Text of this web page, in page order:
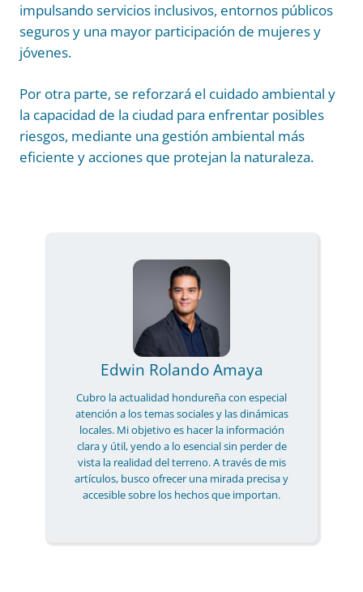
impulsando servicios inclusivos, entornos públicos
seguros y una mayor participación de mujeres y
jóvenes.
Por otra parte, se reforzará el cuidado ambiental y
la capacidad de la ciudad para enfrentar posibles
riesgos, mediante una gestión ambiental más
eficiente y acciones que protejan la naturaleza.
Edwin Rolando Amaya
Cubro la actualidad hondureña con especial
atención a los temas sociales y las dinámicas
locales. Mi objetivo es hacer la información
clara y útil, yendo a lo esencial sin perder de
vista la realidad del terreno. A través de mis
artículos, busco ofrecer una mirada precisa y
accesible sobre los hechos que importan.